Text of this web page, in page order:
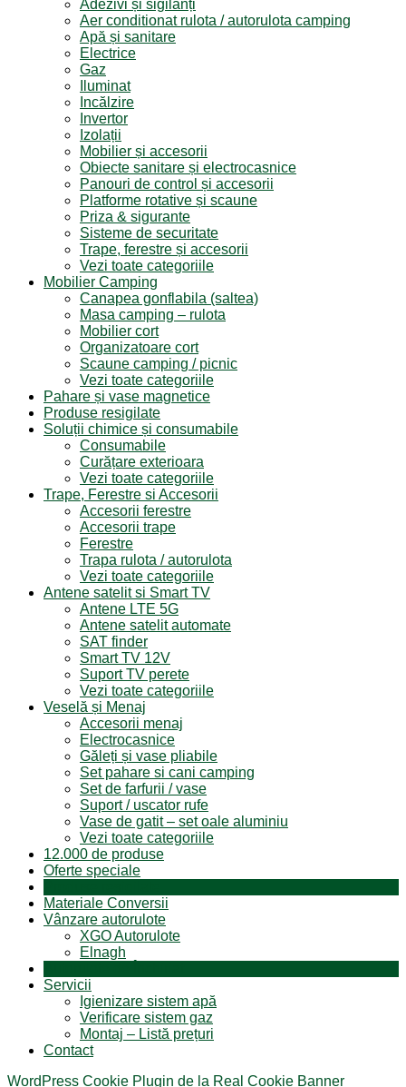
Adezivi și sigilanți
Aer conditionat rulota / autorulota camping
Apă și sanitare
Electrice
Gaz
Iluminat
Incălzire
Invertor
Izolații
Mobilier și accesorii
Obiecte sanitare și electrocasnice
Panouri de control și accesorii
Platforme rotative și scaune
Priza & sigurante
Sisteme de securitate
Trape, ferestre și accesorii
Vezi toate categoriile
Mobilier Camping
Canapea gonflabila (saltea)
Masa camping – rulota
Mobilier cort
Organizatoare cort
Scaune camping / picnic
Vezi toate categoriile
Pahare și vase magnetice
Produse resigilate
Soluții chimice și consumabile
Consumabile
Curățare exterioara
Vezi toate categoriile
Trape, Ferestre si Accesorii
Accesorii ferestre
Accesorii trape
Ferestre
Trapa rulota / autorulota
Vezi toate categoriile
Antene satelit si Smart TV
Antene LTE 5G
Antene satelit automate
SAT finder
Smart TV 12V
Suport TV perete
Vezi toate categoriile
Veselă și Menaj
Accesorii menaj
Electrocasnice
Găleți și vase pliabile
Set pahare si cani camping
Set de farfurii / vase
Suport / uscator rufe
Vase de gatit – set oale aluminiu
Vezi toate categoriile
12.000 de produse
Oferte speciale
Materiale Conversii
Vânzare autorulote
XGO Autorulote
Elnagh
Servicii
Igienizare sistem apă
Verificare sistem gaz
Montaj – Listă prețuri
Contact
WordPress Cookie Plugin de la Real Cookie Banner